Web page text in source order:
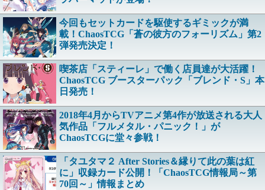
今回もセットカードを駆使するギミックが満
載！ChaosTCG「蒼の彼方のフォーリズム」第2
弾発売決定！
喫茶店「スティーレ」で働く店員達が大活躍！
ChaosTCG ブースターパック「ブレンド・S」本
日発売！
2018年4月からTVアニメ第4作が放送される大人
気作品「フルメタル・パニック！」が
ChaosTCGに堂々参戦！
「タユタマ２ After Stories＆縁りて此の葉は紅
に」収録カード公開！「ChaosTCG情報局～第
70回～」情報まとめ